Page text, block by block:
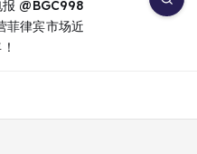
@BGC998
菲律宾市场近